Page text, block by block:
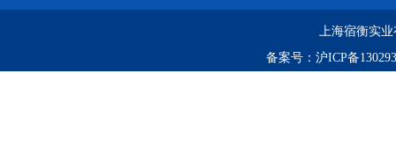
上海宿衡实
备案号： 沪ICP备